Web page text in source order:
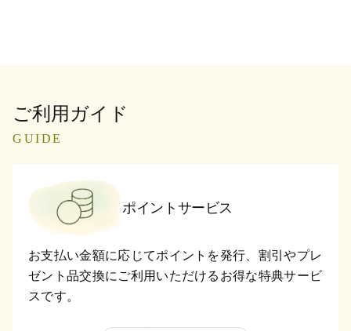
ご利用ガイド
GUIDE
ポイントサービス
お支払い金額に応じてポイントを発行、割引やプレ
ゼント品交換にご利用いただけるお得な特典サービ
スです。